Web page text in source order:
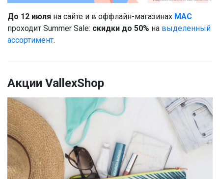
До 12 июля на сайте и в оффлайн-магазинах МАС
проходит Summer Sale: скидки до 50% на выделенный
ассортимент.
Акции VallexShop